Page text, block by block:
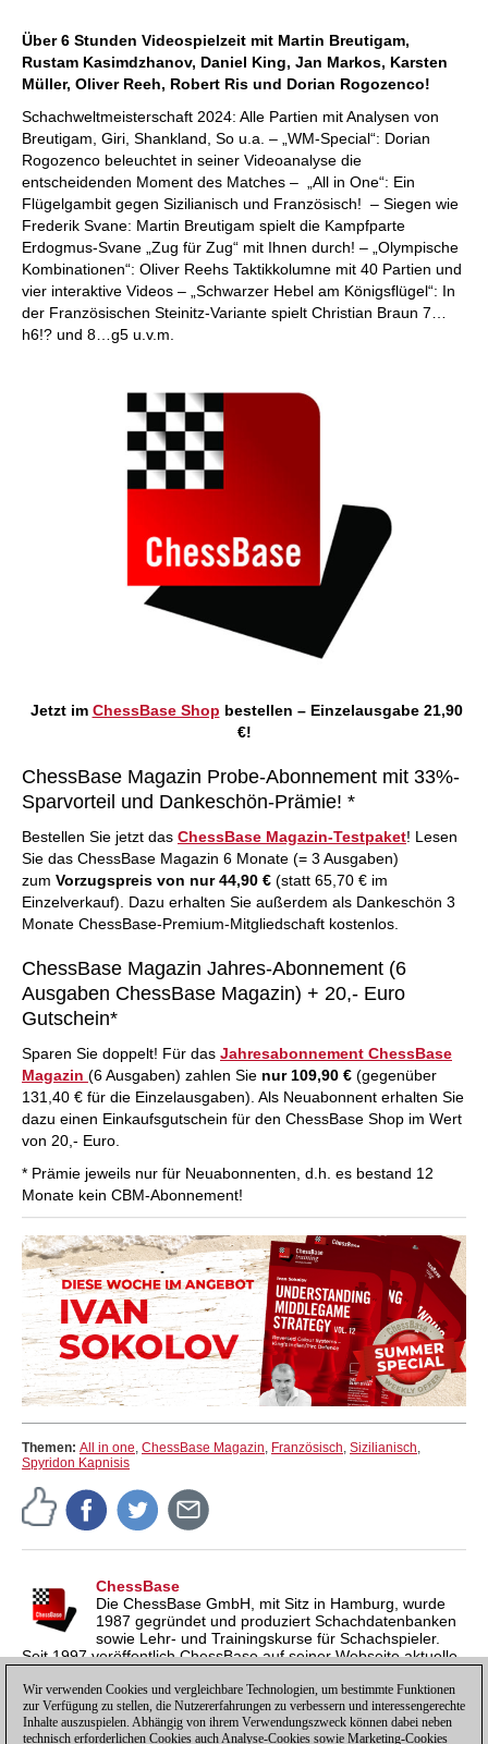
Über 6 Stunden Videospielzeit mit Martin Breutigam,
Rustam Kasimdzhanov, Daniel King, Jan Markos, Karsten
Müller, Oliver Reeh, Robert Ris und Dorian Rogozenco!
Schachweltmeisterschaft 2024: Alle Partien mit Analysen von
Breutigam, Giri, Shankland, So u.a. – „WM-Special“: Dorian
Rogozenco beleuchtet in seiner Videoanalyse die
entscheidenden Moment des Matches – „All in One“: Ein
Flügelgambit gegen Sizilianisch und Französisch! – Siegen wie
Frederik Svane: Martin Breutigam spielt die Kampfparte
Erdogmus-Svane „Zug für Zug“ mit Ihnen durch! – „Olympische
Kombinationen“: Oliver Reehs Taktikkolumne mit 40 Partien und
vier interaktive Videos – „Schwarzer Hebel am Königsflügel“: In
der Französischen Steinitz-Variante spielt Christian Braun 7…
h6!? und 8…g5 u.v.m.
Jetzt im ChessBase Shop bestellen – Einzelausgabe 21,90
€!
ChessBase Magazin Probe-Abonnement mit 33%-
Sparvorteil und Dankeschön-Prämie! *
Bestellen Sie jetzt das ChessBase Magazin-Testpaket! Lesen
Sie das ChessBase Magazin 6 Monate (= 3 Ausgaben)
zum Vorzugspreis von nur 44,90 € (statt 65,70 € im
Einzelverkauf). Dazu erhalten Sie außerdem als Dankeschön 3
Monate ChessBase-Premium-Mitgliedschaft kostenlos.
ChessBase Magazin Jahres-Abonnement (6
Ausgaben ChessBase Magazin) + 20,- Euro
Gutschein*
Sparen Sie doppelt! Für das Jahresabonnement ChessBase
Magazin (6 Ausgaben) zahlen Sie nur 109,90 € (gegenüber
131,40 € für die Einzelausgaben). Als Neuabonnent erhalten Sie
dazu einen Einkaufsgutschein für den ChessBase Shop im Wert
von 20,- Euro.
* Prämie jeweils nur für Neuabonnenten, d.h. es bestand 12
Monate kein CBM-Abonnement!
Themen: All in one, ChessBase Magazin, Französisch, Sizilianisch,
Spyridon Kapnisis
ChessBase
Die ChessBase GmbH, mit Sitz in Hamburg, wurde
1987 gegründet und produziert Schachdatenbanken
sowie Lehr- und Trainingskurse für Schachspieler.
Seit 1997 veröffentlich ChessBase auf seiner Webseite aktuelle
inzwischen in vier Sprachen und gilt weltweit als wichtigste
Schachnachrichtenseite.
Wir verwenden Cookies und vergleichbare Technologien, um bestimmte Funktionen
zur Verfügung zu stellen, die Nutzererfahrungen zu verbessern und interessengerechte
Inhalte auszuspielen. Abhängig von ihrem Verwendungszweck können dabei neben
technisch erforderlichen Cookies auch Analyse-Cookies sowie Marketing-Cookies